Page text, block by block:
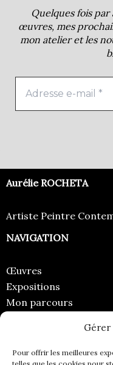
Gérer
Pour offrir les meilleures
Quelques fois
œuvres, mes
mon atelier et les
Aurélie ROCHETA
Artiste Peintre
NAVIGATION
Œuvres
Expositions
Mon parcours